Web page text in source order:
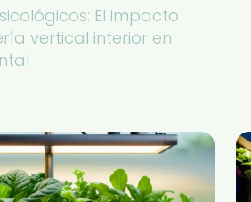
El impacto
vertical interior en